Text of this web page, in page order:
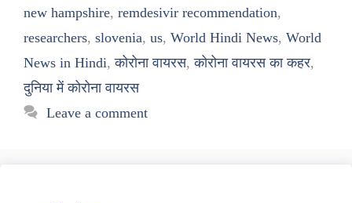
new hampshire, remdesivir recommendation,
researchers, slovenia, us, World Hindi News, World
News in Hindi,कोरोना वायरस,कोरोना वायरस का कहर,
दुनिया में कोरोना वायरस
Leave a comment